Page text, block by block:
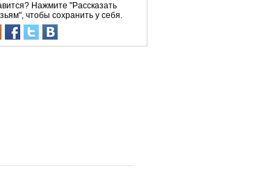
Нажмите "Рассказать
чтобы сохранить у себя.